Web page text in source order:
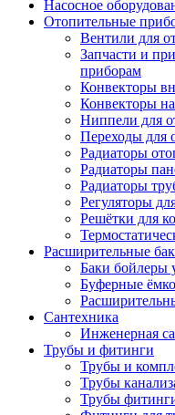
Насосное
Отопительные
Вентили для
Запчасти и
приборам
Конвекторы
Конвекторы
Ниппели для
Переходы для
Радиаторы
Радиаторы
Радиаторы
Регуляторы
Решётки для
Расширительные
Баки бойлеры
Буферные
Сантехника
Инженерная
Трубы и фитинги
Трубы и
Трубы
Трубы